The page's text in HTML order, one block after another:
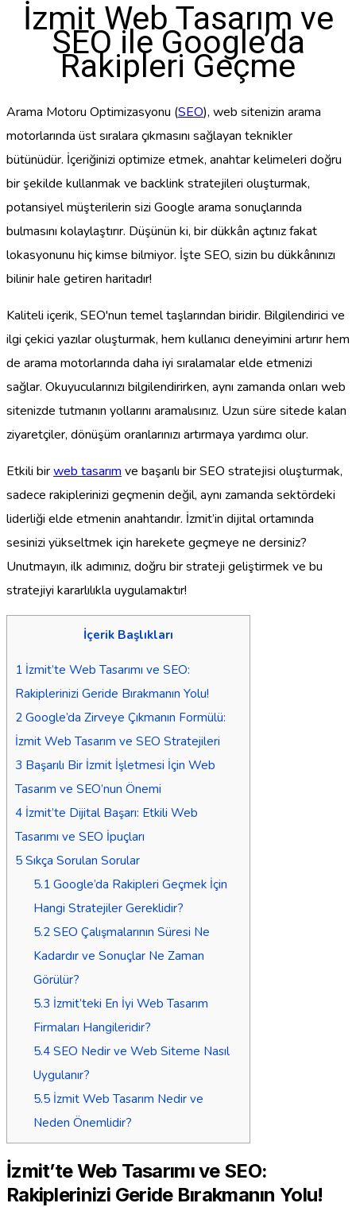
İzmit Web Tasarım ve
SEO ile Google’da
Rakipleri Geçme
Arama Motoru Optimizasyonu (SEO), web sitenizin arama
motorlarında üst sıralara çıkmasını sağlayan teknikler
bütünüdür. İçeriğinizi optimize etmek, anahtar kelimeleri doğru
bir şekilde kullanmak ve backlink stratejileri oluşturmak,
potansiyel müşterilerin sizi Google arama sonuçlarında
bulmasını kolaylaştırır. Düşünün ki, bir dükkân açtınız fakat
lokasyonunu hiç kimse bilmiyor. İşte SEO, sizin bu dükkânınızı
bilinir hale getiren haritadır!
Kaliteli içerik, SEO'nun temel taşlarından biridir. Bilgilendirici ve
ilgi çekici yazılar oluşturmak, hem kullanıcı deneyimini artırır hem
de arama motorlarında daha iyi sıralamalar elde etmenizi
sağlar. Okuyucularınızı bilgilendirirken, aynı zamanda onları web
sitenizde tutmanın yollarını aramalısınız. Uzun süre sitede kalan
ziyaretçiler, dönüşüm oranlarınızı artırmaya yardımcı olur.
Etkili birweb tasarım ve başarılı bir SEO stratejisi oluşturmak,
sadece rakiplerinizi geçmenin değil, aynı zamanda sektördeki
liderliği elde etmenin anahtarıdır. İzmit’in dijital ortamında
sesinizi yükseltmek için harekete geçmeye ne dersiniz?
Unutmayın, ilk adımınız, doğru bir strateji geliştirmek ve bu
stratejiyi kararlılıkla uygulamaktır!
İçerik Başlıkları
1 İzmit’te Web Tasarımı ve SEO:
Rakiplerinizi Geride Bırakmanın Yolu!
2 Google’da Zirveye Çıkmanın Formülü:
İzmit Web Tasarım ve SEO Stratejileri
3 Başarılı Bir İzmit İşletmesi İçin Web
Tasarım ve SEO’nun Önemi
4 İzmit’te Dijital Başarı: Etkili Web
Tasarımı ve SEO İpuçları
5 Sıkça Sorulan Sorular
5.1Google’da Rakipleri Geçmek İçin
Hangi Stratejiler Gereklidir?
5.2SEO Çalışmalarının Süresi Ne
Kadardır ve Sonuçlar Ne Zaman
Görülür?
5.3 İzmit’teki En İyi Web Tasarım
Firmaları Hangileridir?
5.4SEO Nedir ve Web Siteme Nasıl
Uygulanır?
5.5İzmit Web Tasarım Nedir ve
Neden Önemlidir?
İzmit’te Web Tasarımı ve SEO:
Rakiplerinizi Geride Bırakmanın Yolu!